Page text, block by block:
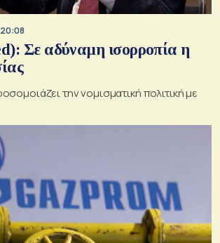
Σε αδύναμη ισορροπία η
την νομισματική πολιτική με